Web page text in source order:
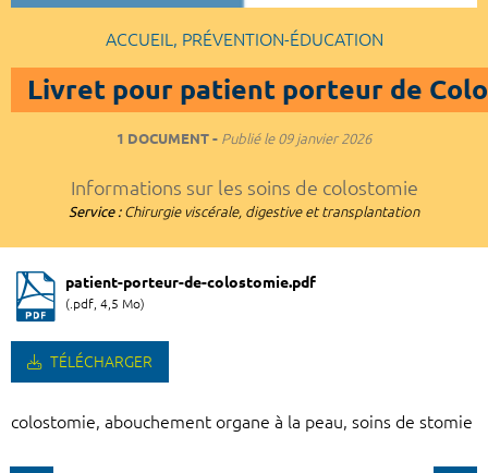
ACCUEIL, PRÉVENTION-ÉDUCATION
Livret pour patient porteur de
1 DOCUMENT Publié le09 janvier 2026
Informations sur les soins de colostomie
Service : Chirurgie viscérale, digestive et transplantation
patient-porteur-de-colostomie.pdf
(.pdf, 4,5 Mo)
TÉLÉCHARGER
colostomie, abouchement organe à la peau, soins de stomie